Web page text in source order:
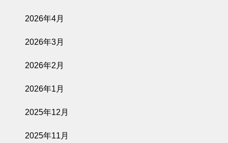
2026年4月
2026年3月
2026年2月
2026年1月
2025年12月
2025年11月